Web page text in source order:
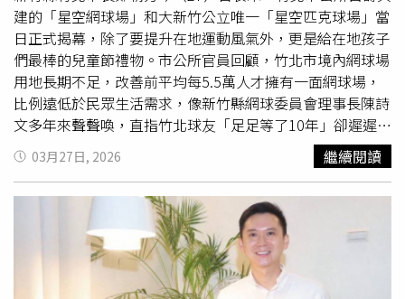
建的「星空網球場」和大新竹公立唯一「星空匹克球場」當
日正式揭幕，除了要提升在地運動風氣外，更是給在地孩子
們最棒的兒童節禮物。市公所官員回顧，竹北市境內網球場
用地長期不足，改善前平均每5.5萬人才擁有一面網球場，
比例遠低於民眾生活需求，像新竹縣網球委員會理事長陳詩
文多年來聲聲喚，直指竹北球友「足足等了10年」卻遲遲沒
有動靜，直到近年新團隊上任後，把體育界建言放在施政藍
圖中納入市公所重點建設，情況才漸露曙光。新竹縣竹北市
長鄭朝方（圖）歡迎民眾4月底前每天上午8時到晚間10時
來匹克球場溜溜。（圖／翻攝自竹北市公所媒體群組）鄭朝
方跑行程時觀察到，除了網球等傳統球類有球友「基本盤」
需求外，還有一種結合網球、羽球與桌球元素的「匹克球」
其實也老少咸宜，極具全民推廣潛力。2025年原本「網球
03月27日, 2026 繼續閱讀